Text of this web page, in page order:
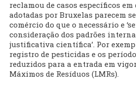
reclamou de casos específicos em
adotadas por Bruxelas parecem
comércio do que o necessário e
consideração dos padrões
justificativa científica’. Por
registro de pesticidas e os
reduzidos para a entrada em
Máximos de Resíduos (LMRs).